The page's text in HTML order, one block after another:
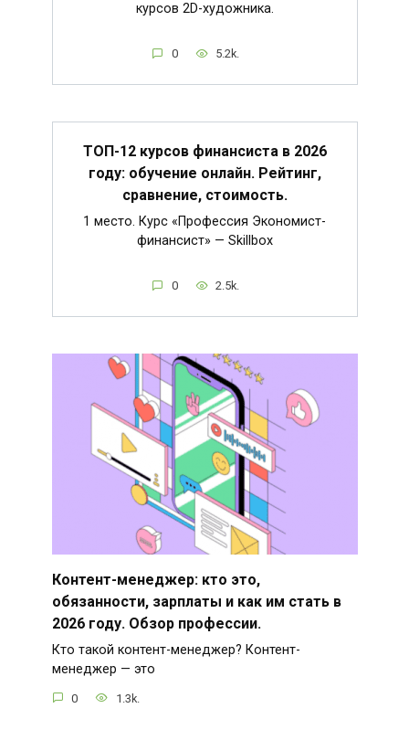
курсов 2D-художника.
0 5.2k.
ТОП-12 курсов финансиста в 2026
году: обучение онлайн. Рейтинг,
сравнение, стоимость.
1 место. Курс «Профессия Экономист-
финансист» — Skillbox
0 2.5k.
Контент-менеджер: кто это,
обязанности, зарплаты и как им стать в
2026 году. Обзор профессии.
Кто такой контент-менеджер? Контент-
менеджер — это
0 1.3k.